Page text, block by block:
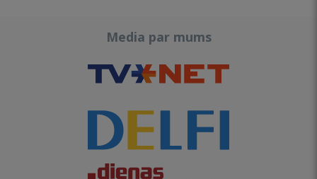
Media par mums